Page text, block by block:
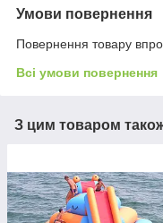
Умови повернення
Повернення товару
Всі умови повернення
З цим товаром